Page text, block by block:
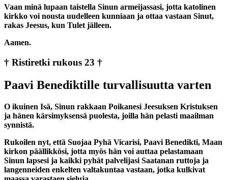
Vaan minä lupaan taistella Sinun armeijassasi, jotta katolinen
kirkko voi nousta uudelleen kunniaan ja ottaa vastaan Sinut,
rakas Jeesus, kun Tulet jälleen.
Aamen.
† Ristiretki rukous 23 †
Paavi Benediktille turvallisuutta varten
O ikuinen Isä, Sinun rakkaan Poikanesi Jeesuksen Kristuksen
ja hänen kärsimyksensä puolesta, joilla hän pelasti maailman
synnistä.
Rukoilen nyt, että Suojaa Pyhä Vicarisi, Paavi Benedikti, Maan
kirkon päällikkösi, jotta myös hän voi auttaa pelastamaan
Sinun lapsesi ja kaikki pyhät palvelijasi Saatanan ruttoja ja
langenneiden enkelten valtakuntaa vastaan, jotka kulkivat